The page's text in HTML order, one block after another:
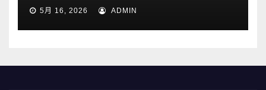
5月 16, 2026 ADMIN